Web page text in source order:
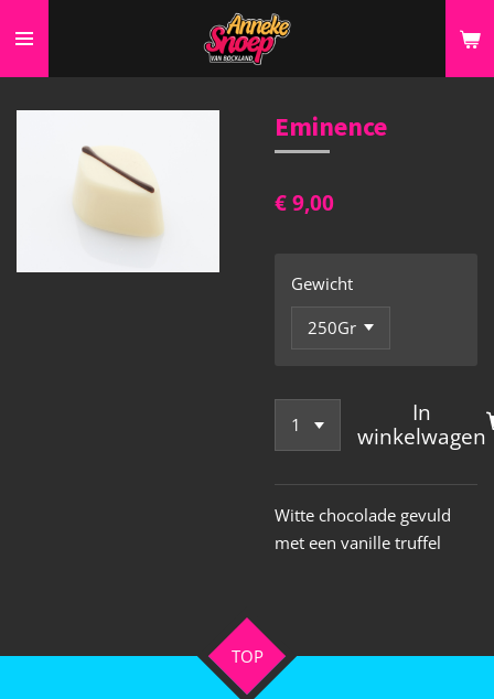
direct
naar
de
Eminence
€ 9,00
Gewicht
In
winkelwagen
Witte chocolade gevuld
met een vanille truffel
TOP